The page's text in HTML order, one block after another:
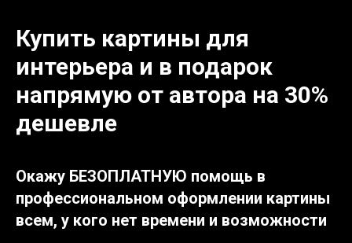
Купить картины для
интерьера и в подарок
напрямую от автора на 30%
дешевле
Окажу БЕЗОПЛАТНУЮ помощь в
профессиональном оформлении картины
всем, у кого нет времени и возможности